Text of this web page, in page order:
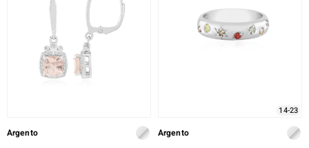
Argento
14-23
Argento